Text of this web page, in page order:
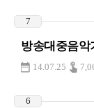
7
방송대중음
14.07.25
6